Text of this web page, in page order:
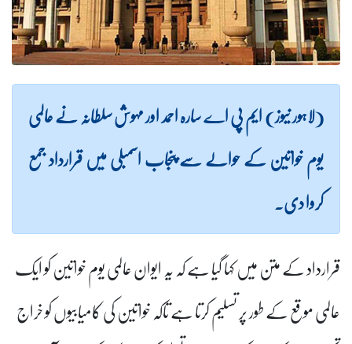
(لاہور نیوز) ایم پی اے سارہ احمد اور مہوش سلطانہ نے عالمی
یوم خواتین کے حوالے سے پنجاب اسمبلی میں قرارداد جمع
کروا دی۔
قرارداد کے متن میں کہا گیا ہے کہ یہ ایوان عالمی یوم خواتین کو ایک
عالمی موقع کے طور پر تسلیم کرتا ہے تاکہ خواتین کی کامیابیوں کو خراج